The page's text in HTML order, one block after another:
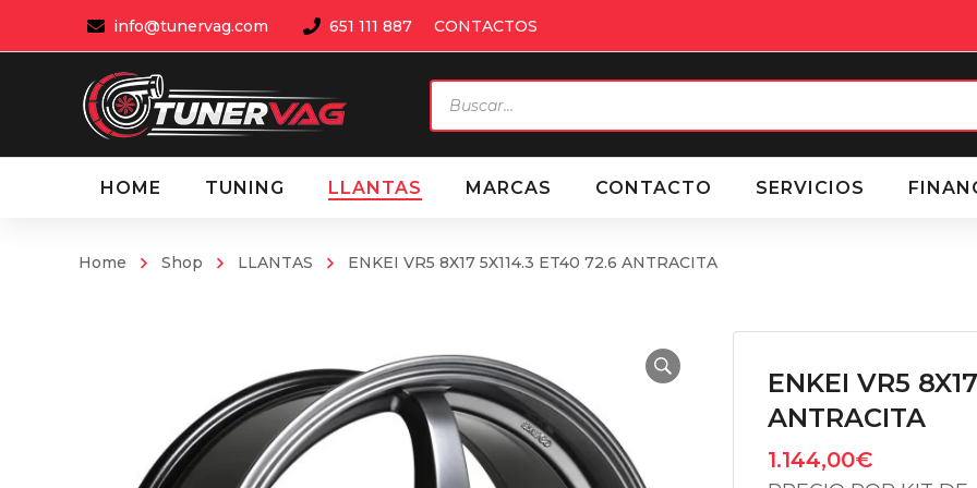
info@tunervag.com 651 111 887 CONTACTOS
de
productos
HOME
TUNING LLANTAS MARCAS CONTACTO SERVICIOS
Home Shop LLANTAS ENKEI VR5 8X17 5X114.3 ET40 72.6 ANTRACITA
ENKEI VR5
ANTRACITA
1.144,00€